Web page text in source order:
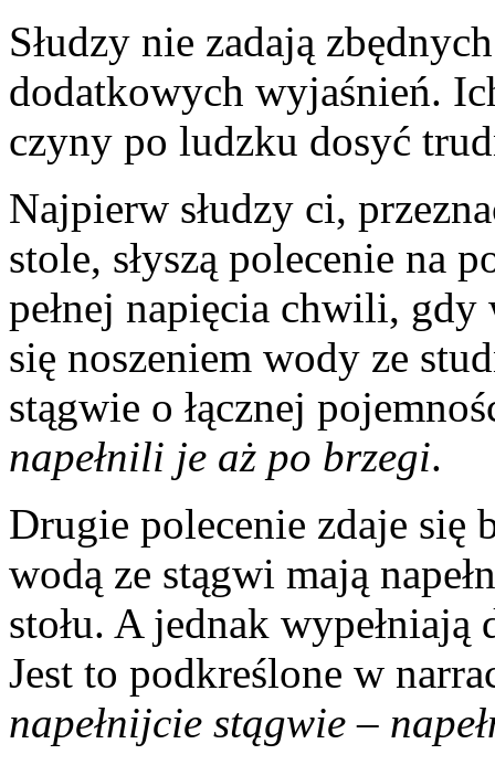
Słudzy nie zadają
dodatkowych wyjaśnień.
czyny po ludzku dosyć
Najpierw słudzy ci,
stole, słyszą polecenie na
pełnej napięcia chwili, gdy
się noszeniem wody ze
stągwie o łącznej
napełnili je aż po brzegi.
Drugie polecenie zdaje się
wodą ze stągwi mają
stołu. A jednak wypełniają
Jest to podkreślone w
napełnijcie stągwie –